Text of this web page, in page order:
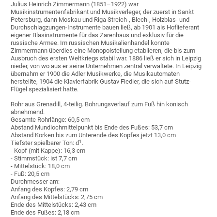
Julius Heinrich Zimmermann (1851–1922) war
Musikinstrumentenfabrikant und Musikverleger, der zuerst in Sankt
Petersburg, dann Moskau und Riga Streich-, Blech-, Holzblas- und
Durchschlagzungen-Instrumente bauen ließ, ab 1901 als Hoflieferant
eigener Blasinstrumente für das Zarenhaus und exklusiv für die
russische Armee. Im russischen Musikalienhandel konnte
Zimmermann überdies eine Monopolstellung etablieren, die bis zum
Ausbruch des ersten Weltkriegs stabil war. 1886 ließ er sich in Leipzig
nieder, von wo aus er seine Unternehmen zentral verwaltete. In Leipzig
übernahm er 1900 die Adler Musikwerke, die Musikautomaten
herstellte, 1904 die Klavierfabrik Gustav Fiedler, die sich auf Stutz-
Flügel spezialisiert hatte.
Rohr aus Grenadill, 4-teilig. Bohrungsverlauf zum Fuß hin konisch
abnehmend.
Gesamte Rohrlänge: 60,5 cm
Abstand Mundlochmittelpunkt bis Ende des Fußes: 53,7 cm
Abstand Korken bis zum Unterende des Kopfes jetzt 13,0 cm
Tiefster spielbarer Ton: d1 .
- Kopf (mit Kappe): 16,3 cm
- Stimmstück: ist 7,7 cm
- Mittelstück: 18,0 cm
- Fuß: 20,5 cm
Durchmesser am:
Anfang des Kopfes: 2,79 cm
Anfang des Mittelstücks: 2,75 cm
Ende des Mittelstücks: 2,43 cm
Ende des Fußes: 2,18 cm